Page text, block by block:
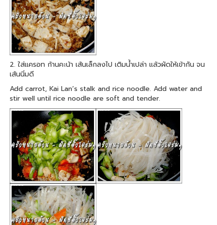
2. ใส่แครอท ก้านคะน้า เส้นเล็กลงไป เติมน้ำเปล่า แล้วผัดให้เข้ากัน จน
เส้นนิ่มดี
Add carrot, Kai Lan’s stalk and rice noodle. Add water and
stir well until rice noodle are soft and tender.